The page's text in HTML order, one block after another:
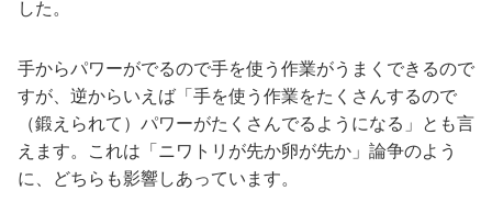
した。
手からパワーがでるので手を使う作業がうまくできるので
すが、逆からいえば「手を使う作業をたくさんするので
（鍛えられて）パワーがたくさんでるようになる」とも言
えます。これは「ニワトリが先か卵が先か」論争のよう
に、どちらも影響しあっています。